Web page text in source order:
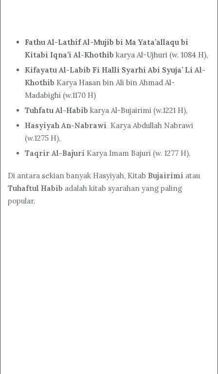
Fathu Al-Lathif Al-Mujib bi Ma Yata’allaqu bi
Kitabi Iqna’i Al-Khothib karya Al-Ujhuri (w. 1084 H),
Kifayatu Al-Labib Fi Halli Syarhi Abi Syuja’ Li Al-
Khothib Karya Hasan bin Ali bin Ahmad Al-
Madabighi (w.1170 H)
Tuhfatu Al-Habib karya Al-Bujairimi (w.1221 H),
Hasyiyah An-Nabrawi Karya Abdullah Nabrawi
(w.1275 H),
Taqrir Al-Bajuri Karya Imam Bajuri (w. 1277 H),
Di antara sekian banyak Hasyiyah, Kitab Bujairimi atau
Tuhaftul Habib adalah kitab syarahan yang paling
popular.